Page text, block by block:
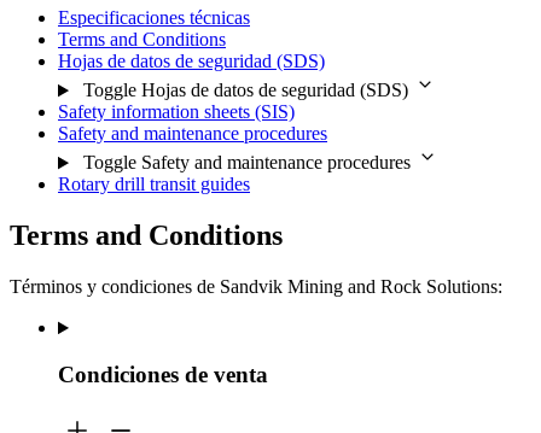
Especificaciones técnicas
Terms and Conditions
Hojas de datos de seguridad (SDS)
Toggle Hojas de datos de seguridad (SDS)
Safety information sheets (SIS)
Safety and maintenance procedures
Toggle Safety and maintenance procedures
Rotary drill transit guides
Terms and Conditions
Términos y condiciones de Sandvik Mining and Rock Solutions:
Condiciones de venta